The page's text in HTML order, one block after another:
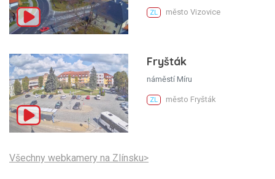
ZL město Vizovice
Fryšták
náměstí Míru
ZL město Fryšták
Všechny webkamery na Zlínsku>